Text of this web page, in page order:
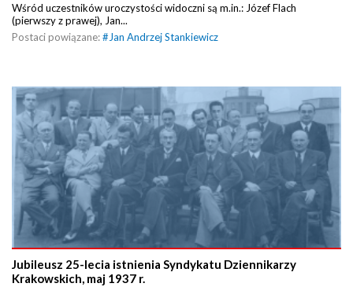
Wśród uczestników uroczystości widoczni są m.in.: Józef Flach
(pierwszy z prawej), Jan...
Postaci powiązane:# Jan Andrzej Stankiewicz
Jubileusz 25-lecia istnienia Syndykatu Dziennikarzy
Krakowskich, maj 1937 r.